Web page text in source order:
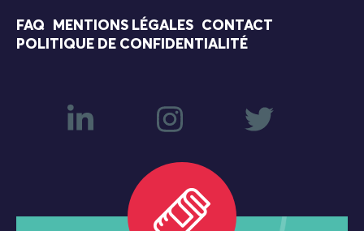
FAQ MENTIONS LÉGALES
CONTACT
POLITIQUE DE CONFIDENTIALITÉ